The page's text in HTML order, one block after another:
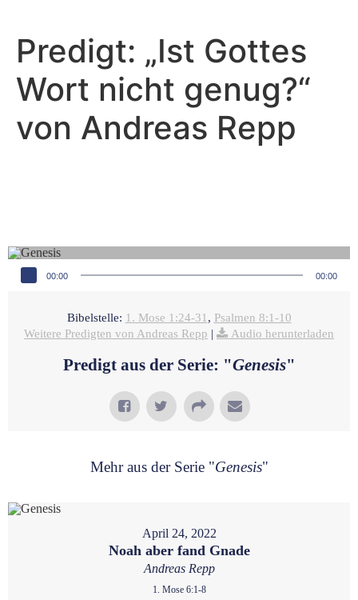
Predigt: „Ist Gottes
Wort nicht genug?“
von Andreas Repp
Audio-Player
00:00 00:00
Bibelstelle: 1. Mose 1:24-31 , Psalmen 8:1-10
Weitere Predigten von Andreas Repp | Audio herunterladen
Predigt aus der Serie: "Genesis"
Mehr aus der Serie "Genesis"
April 24, 2022
Noah aber fand Gnade
Andreas Repp
1. Mose 6:1-8